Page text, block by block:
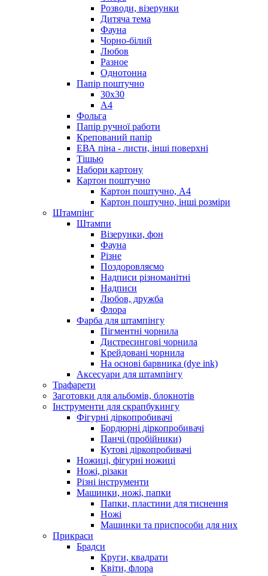
Розводи, візерунки
Дитяча тема
Фауна
Чорно-білий
Любов
Разное
Однотонна
Папір поштучно
30х30
А4
Фольга
Папір ручної работи
Крепований папір
ЕВА піна - листи, інші поверхні
Тішью
Набори картону
Картон поштучно
Картон поштучно, А4
Картон поштучно, інші розміри
Штампінг
Штампи
Візерунки, фон
Фауна
Різне
Поздоровляємо
Надписи різноманітні
Надписи
Любов, дружба
Флора
Фарба для штампінгу
Пігментні чорнила
Дистресингові чорнила
Крейдовані чорнила
На основі барвника (dye ink)
Аксесуари для штампінгу
Трафарети
Заготовки для альбомів, блокнотів
Інструменти для скрапбукингу
Фігурні діркопробивачі
Бордюрні діркопробивачі
Панчі (пробійники)
Кутові діркопробивачі
Ножиці, фігурні ножиці
Ножі, різаки
Різні інструменти
Машинки, ножі, папки
Папки, пластини для тиснення
Ножі
Машинки та приспособи для них
Прикраси
Брадси
Круги, квадрати
Квіти, флора